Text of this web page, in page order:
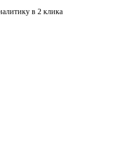
в 2 клика